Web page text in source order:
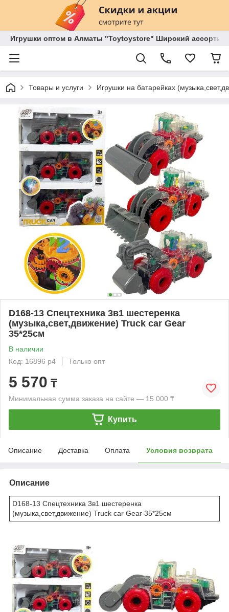
Игрушки оптом в Алматы "Toytoystore" Широкий
Товары и услуги Игрушки на батарейках
D168-13 Спецтехника 3в1 шестеренка
(музыка,свет,движение) Truck car Gear
35*25см
В наличии
Код: 16896 р4
Только опт
5 570 ₸
Минимальная сумма заказа на сайте — 15 000 ₸
Купить
Описание Доставка Оплата Условия возврата
Описание
D168-13 Спецтехника 3в1 шестеренка
(музыка,свет,движение) Truck car Gear 35*25см